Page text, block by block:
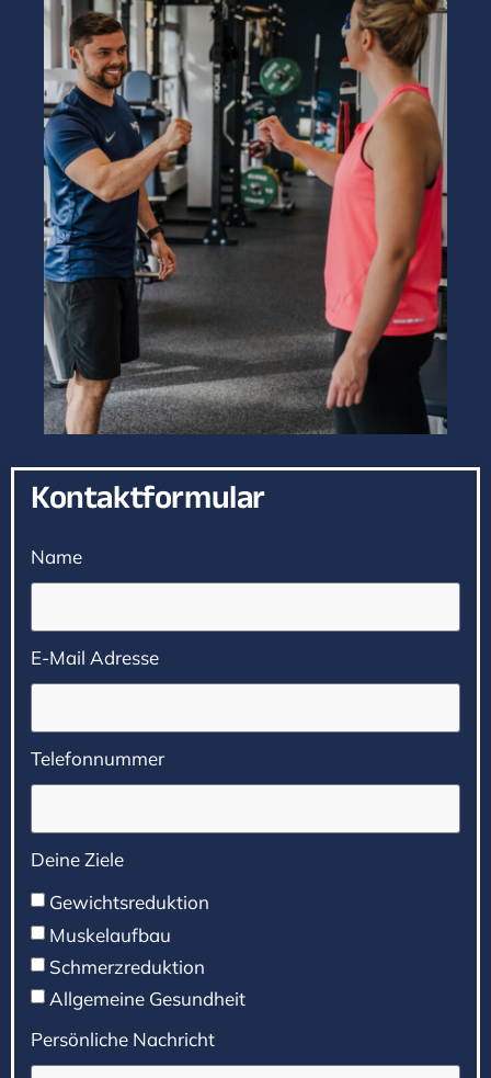
Kontaktformular
Name
E-Mail Adresse
Telefonnummer
Deine Ziele
Gewichtsreduktion
Muskelaufbau
Schmerzreduktion
Allgemeine Gesundheit
Persönliche Nachricht